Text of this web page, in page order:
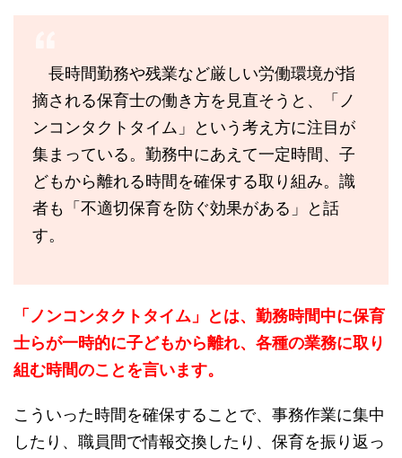
長時間勤務や残業など厳しい労働環境が指
摘される保育士の働き方を見直そうと、「ノ
ンコンタクトタイム」という考え方に注目が
集まっている。勤務中にあえて一定時間、子
どもから離れる時間を確保する取り組み。識
者も「不適切保育を防ぐ効果がある」と話
す。
「ノンコンタクトタイム」とは、勤務時間中に保育
士らが一時的に子どもから離れ、各種の業務に取り
組む時間のことを言います。
こういった時間を確保することで、事務作業に集中
したり、職員間で情報交換したり、保育を振り返っ